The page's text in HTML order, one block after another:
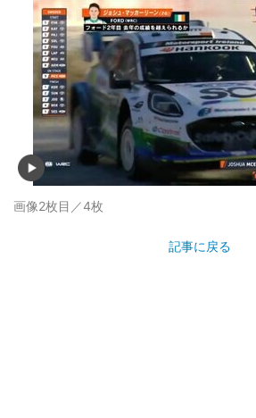
画像2枚目／4枚
記事に戻る